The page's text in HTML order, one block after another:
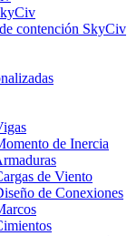
contención SkyCiv
de Inercia
de Viento
de Conexiones